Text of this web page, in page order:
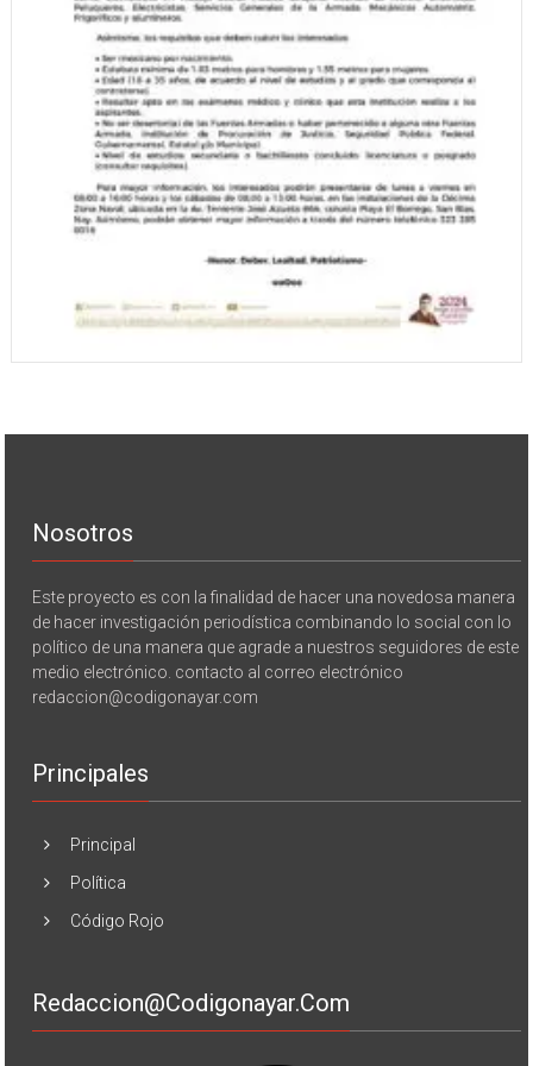
Nosotros
Este proyecto es con la finalidad de hacer una novedosa manera
de hacer investigación periodística combinando lo social con lo
político de una manera que agrade a nuestros seguidores de este
medio electrónico. contacto al correo electrónico
redaccion@codigonayar.com
Principales
Principal
Política
Código Rojo
Redaccion@codigonayar.com